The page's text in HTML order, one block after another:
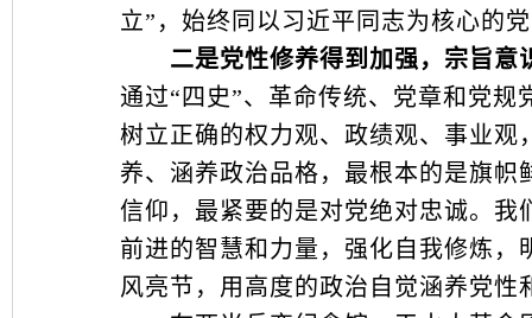
立”，始终同以习近平同志为核心的
二是党性修养得到加强，宗旨意
通过“四史”、革命传统、党章和党
树立正确的权力观、政绩观、事业
养、涵养政治品格，最根本的是旗
信仰，最紧要的是对党绝对忠诚。
前进的智慧和力量，强化自我修炼
风亮节，用高度的政治自觉涵养党性